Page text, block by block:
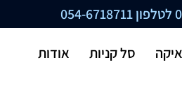
054-6718711
סל קניות אודות